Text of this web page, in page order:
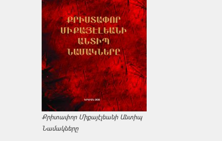
Քրիտափոր Միքայէլեանի Անտիպ
Նամակները